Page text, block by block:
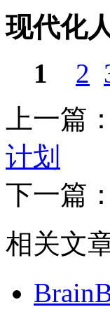
现代化
1
2
上一篇：
计划
下一篇：
相关文